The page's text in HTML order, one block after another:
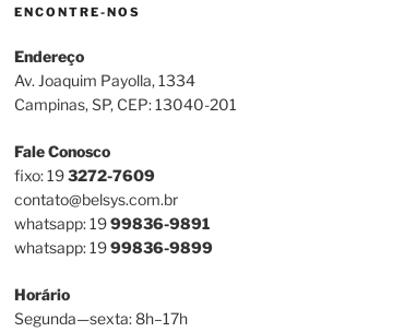
ENCONTRE-NOS
Endereço
Av. Joaquim Payolla, 1334
Campinas, SP, CEP: 13040-201
Fale Conosco
fixo: 193272-7609
contato@belsys.com.br
whatsapp: 1999836-9891
whatsapp: 1999836-9899
Horário
Segunda—sexta: 8h–17h